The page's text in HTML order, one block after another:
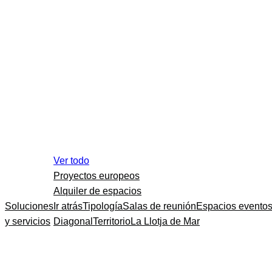
Soluciones
y servicios
Ver todo
Proyectos europeos
Alquiler de espacios
Ir atrásTipologíaSalas de reuniónEspacios eventos
Diagonal TerritorioLa Llotja de Mar